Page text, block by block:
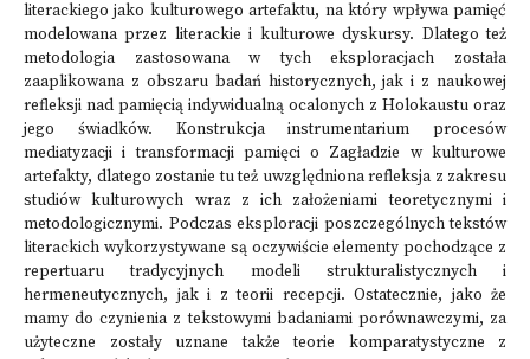
literackiego jako kulturowego artefaktu, na który wpływa pamięć
modelowana przez literackie i kulturowe dyskursy. Dlatego też
metodologia zastosowana w tych eksploracjach została
zaaplikowana z obszaru badań historycznych, jak i z naukowej
refleksji nad pamięcią indywidualną ocalonych z Holokaustu oraz
jego świadków. Konstrukcja instrumentarium procesów
mediatyzacji i transformacji pamięci o Zagładzie w kulturowe
artefakty, dlatego zostanie tu też uwzględniona refleksja z zakresu
studiów kulturowych wraz z ich założeniami teoretycznymi i
metodologicznymi. Podczas eksploracji poszczególnych tekstów
literackich wykorzystywane są oczywiście elementy pochodzące z
repertuaru tradycyjnych modeli strukturalistycznych i
hermeneutycznych, jak i z teorii recepcji. Ostatecznie, jako że
mamy do czynienia z tekstowymi badaniami porównawczymi, za
użyteczne zostały uznane także teorie komparatystyczne z